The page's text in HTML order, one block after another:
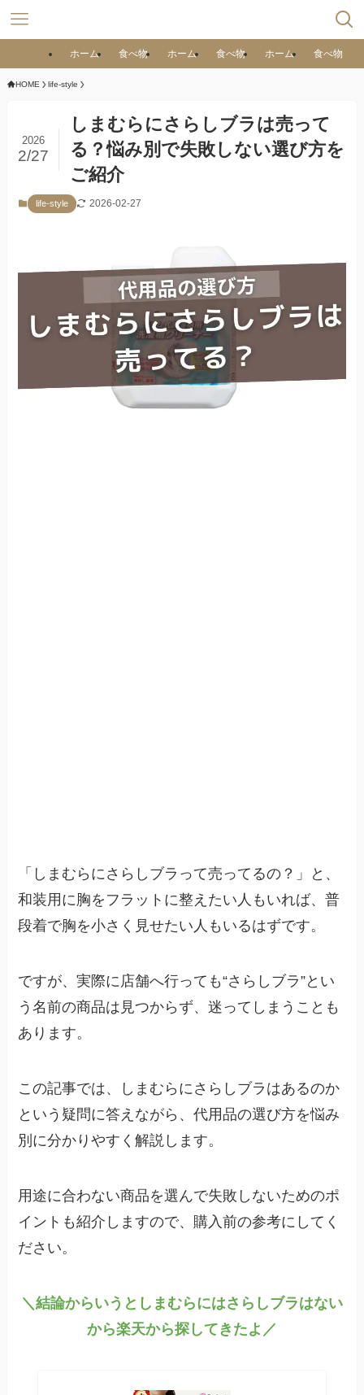
ホーム 食べ物 ホーム 食べ物 ホーム 食べ物
HOME life-style
しまむらにさらしブラは売って
る？悩み別で失敗しない選び方を
ご紹介
2026
2/27
life-style 2026-02-27
「しまむらにさらしブラって売ってるの？」と、
和装用に胸をフラットに整えたい人もいれば、普
段着で胸を小さく見せたい人もいるはずです。
ですが、実際に店舗へ行っても“さらしブラ”とい
う名前の商品は見つからず、迷ってしまうことも
あります。
この記事では、しまむらにさらしブラはあるのか
という疑問に答えながら、代用品の選び方を悩み
別に分かりやすく解説します。
用途に合わない商品を選んで失敗しないためのポ
イントも紹介しますので、購入前の参考にしてく
ださい。
＼結論からいうとしまむらにはさらしブラはない
から楽天から探してきたよ／